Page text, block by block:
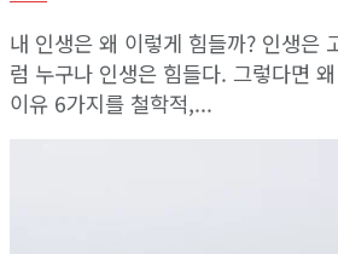
View All Result
내 인생은 왜 이렇게 힘들까? 인생은
럼 누구나 인생은 힘들다. 그렇다면
이유 6가지를 철학적,...